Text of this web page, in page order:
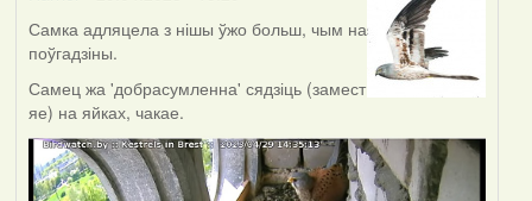
Самка адляцела з нішы ўжо больш, чым на
поўгадзіны.
Самец жа 'добрасумленна' сядзіць (замест
яе) на яйках, чакае.